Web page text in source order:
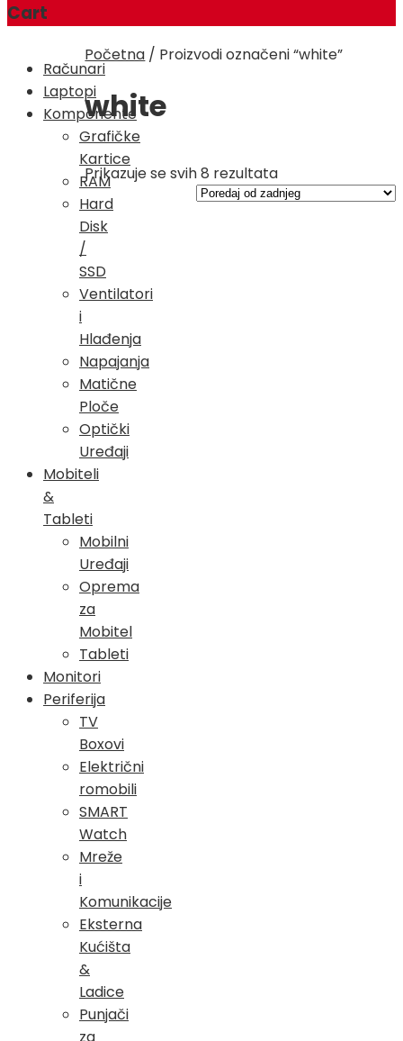
Cart
Računari
Laptopi
Komponente
Grafičke
Kartice
RAM
Hard
Disk
/
SSD
Ventilatori
i
Hlađenja
Napajanja
Matične
Ploče
Optički
Uređaji
Mobiteli
&
Tableti
Mobilni
Uređaji
Oprema
za
Mobitel
Tableti
Monitori
Periferija
TV
Boxovi
Električni
romobili
SMART
Watch
Mreže
i
Komunikacije
Eksterna
Kućišta
&
Ladice
Punjači
za
Početna / Proizvodi označeni “white”
white
Prikazuje se svih 8 rezultataPoredano
po